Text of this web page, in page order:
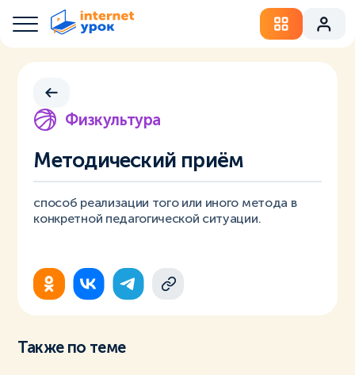
Физкультура
Методический приём
способ реализации того или иного метода в
конкретной педагогической ситуации.
Также по теме